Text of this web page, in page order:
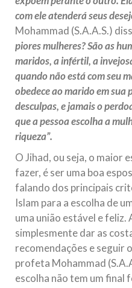
com ele atenderá seus
Mohammad (S.A.A.S.)
piores mulheres? São as
maridos, a infértil, a
quando não está com seu
obedece ao marido em sua
desculpas, e jamais o
que a pessoa escolha a
riqueza”.
O Jihad, ou seja, o maior
fazer, é ser uma boa
falando dos principais
Islam para a escolha de
uma união estável e feliz.
simplesmente dar as
recomendações e seguir
profeta Mohammad
escolha não tem um final